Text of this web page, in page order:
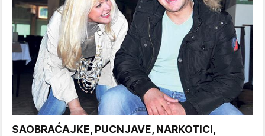
SAOBRAĆAJKE, PUCNJAVE, NARKOTICI,